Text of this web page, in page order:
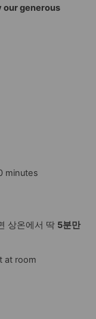
our generous
minutes
상온에서 딱 5분만
at room